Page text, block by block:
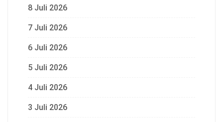
8 Juli 2026
7 Juli 2026
6 Juli 2026
5 Juli 2026
4 Juli 2026
3 Juli 2026